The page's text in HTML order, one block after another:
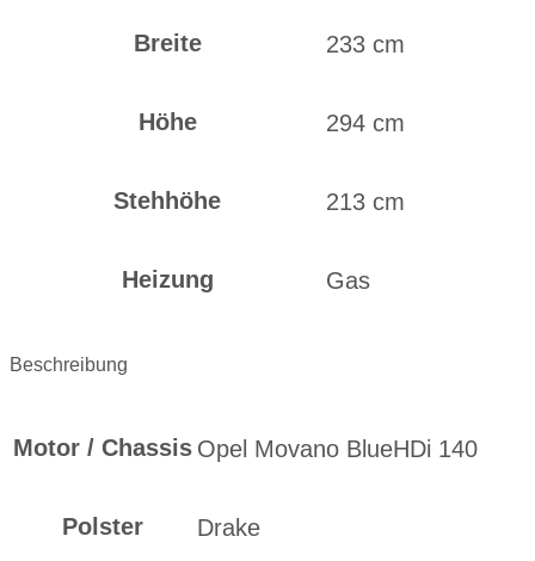
Breite 233 cm
Höhe 294 cm
Stehhöhe 213 cm
Heizung Gas
Beschreibung
Motor / Chassis Opel Movano BlueHDi 140
Polster Drake